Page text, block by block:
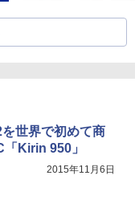
世界で初めて商
Kirin 950」
2015年11月6日